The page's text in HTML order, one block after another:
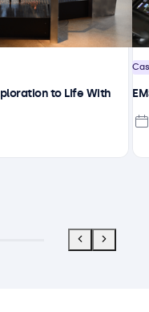
to Life With